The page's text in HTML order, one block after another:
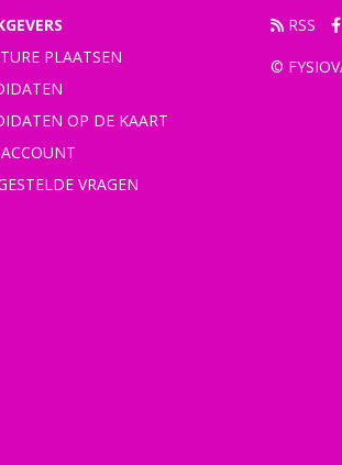
PLAATSEN
OP DE KAART
VRAGEN
RSS
©